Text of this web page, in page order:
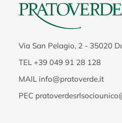
Via San Pelagio, 2 - 35020
TEL+39 049 91 28 128
MAIL info@pratoverde.it
PEC